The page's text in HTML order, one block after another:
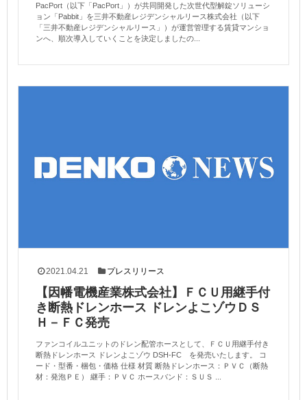
PacPort（以下「PacPort」）が共同開発した次世代型解錠ソリューシ
ョン「Pabbit」を三井不動産レジデンシャルリース株式会社（以下
「三井不動産レジデンシャルリース」）が運営管理する賃貸マンショ
ンへ、順次導入していくことを決定しましたの...
2021.04.21 プレスリリース
【因幡電機産業株式会社】ＦＣＵ用継手付
き断熱ドレンホース ドレンよこゾウＤＳ
Ｈ－ＦＣ発売
ファンコイルユニットのドレン配管ホースとして、ＦＣＵ用継手付き
断熱ドレンホース ドレンよこゾウ DSH-FC を発売いたします。 コ
ード・型番・梱包・価格 仕様 材質 断熱ドレンホース：ＰＶＣ（断熱
材：発泡ＰＥ） 継手：ＰＶＣ ホースバンド：ＳＵＳ ...